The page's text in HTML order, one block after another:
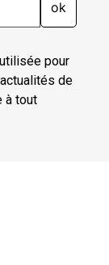
ok
pour
de
à tout